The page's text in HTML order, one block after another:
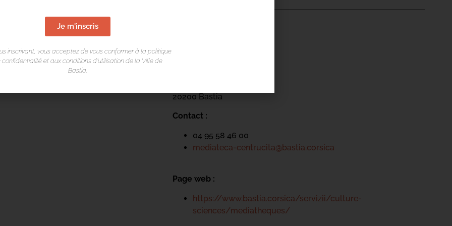
20200 Bastia
Contact :
04 95 58 46 00
mediateca-centrucita@bastia.corsica
Page web :
https://www.bastia.corsica/servizii/culture-
sciences/mediatheques/
Je m'inscris
inscrivant, vous acceptez de vous conformer à la politique
confidentialité et aux conditions d’utilisation de la Ville de
Bastia.